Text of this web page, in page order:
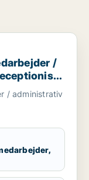
/ administrativ
/
/
/ administrativ